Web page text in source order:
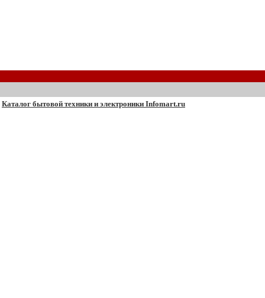
Каталог бытовой техники и электроники Infomart.ru